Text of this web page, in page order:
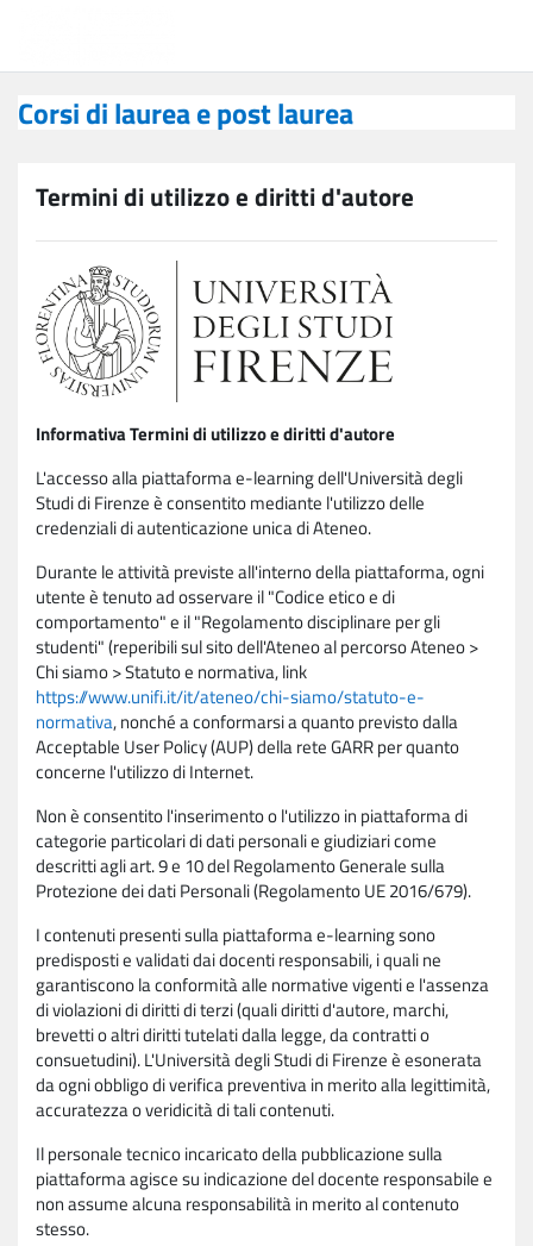
Corsi di laurea e post laurea
Termini di utilizzo e diritti d'autore
Informativa Termini di utilizzo e diritti d'autore
L'accesso alla piattaforma e-learning dell'Università degli
Studi di Firenze è consentito mediante l'utilizzo delle
credenziali di autenticazione unica di Ateneo.
Durante le attività previste all'interno della piattaforma, ogni
utente è tenuto ad osservare il "Codice etico e di
comportamento" e il "Regolamento disciplinare per gli
studenti" (reperibili sul sito dell'Ateneo al percorso Ateneo >
Chi siamo > Statuto e normativa, link
https://www.unifi.it/it/ateneo/chi-siamo/statuto-e-
normativa, nonché a conformarsi a quanto previsto dalla
Acceptable User Policy (AUP) della rete GARR per quanto
concerne l'utilizzo di Internet.
Non è consentito l'inserimento o l'utilizzo in piattaforma di
categorie particolari di dati personali e giudiziari come
descritti agli art. 9 e 10 del Regolamento Generale sulla
Protezione dei dati Personali (Regolamento UE 2016/679).
I contenuti presenti sulla piattaforma e-learning sono
predisposti e validati dai docenti responsabili, i quali ne
garantiscono la conformità alle normative vigenti e l'assenza
di violazioni di diritti di terzi (quali diritti d'autore, marchi,
brevetti o altri diritti tutelati dalla legge, da contratti o
consuetudini). L'Università degli Studi di Firenze è esonerata
da ogni obbligo di verifica preventiva in merito alla legittimità,
accuratezza o veridicità di tali contenuti.
Il personale tecnico incaricato della pubblicazione sulla
piattaforma agisce su indicazione del docente responsabile e
non assume alcuna responsabilità in merito al contenuto
stesso.